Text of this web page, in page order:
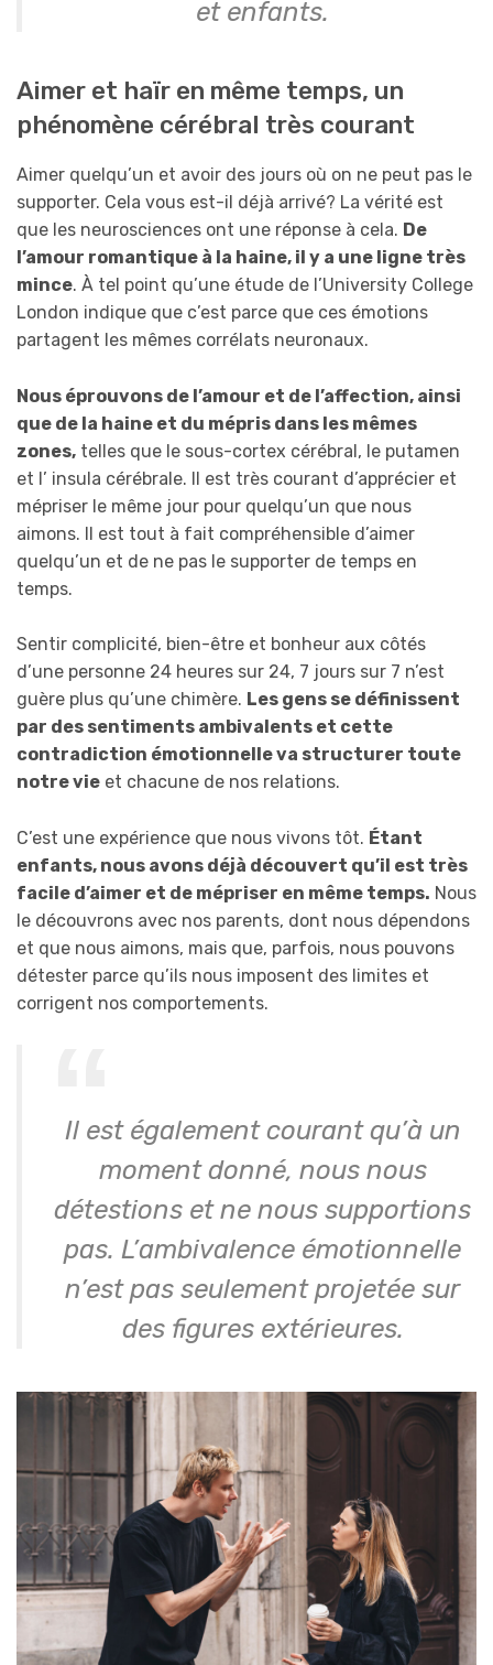
et enfants.
Aimer et haïr en même temps, un
phénomène cérébral très courant
Aimer quelqu’un et avoir des jours où on ne peut pas le
supporter. Cela vous est-il déjà arrivé? La vérité est
que les neurosciences ont une réponse à cela. De
l’amour romantique à la haine, il y a une ligne très
mince. À tel point qu’une étude de l’University College
London indique que c’est parce que ces émotions
partagent les mêmes corrélats neuronaux.
Nous éprouvons de l’amour et de l’affection, ainsi
que de la haine et du mépris dans les mêmes
zones, telles que le sous-cortex cérébral, le putamen
et l’ insula cérébrale. Il est très courant d’apprécier et
mépriser le même jour pour quelqu’un que nous
aimons. Il est tout à fait compréhensible d’aimer
quelqu’un et de ne pas le supporter de temps en
temps.
Sentir complicité, bien-être et bonheur aux côtés
d’une personne 24 heures sur 24, 7 jours sur 7 n’est
guère plus qu’une chimère. Les gens se définissent
par des sentiments ambivalents et cette
contradiction émotionnelle va structurer toute
notre vie et chacune de nos relations.
C’est une expérience que nous vivons tôt. Étant
enfants, nous avons déjà découvert qu’il est très
facile d’aimer et de mépriser en même temps. Nous
le découvrons avec nos parents, dont nous dépendons
et que nous aimons, mais que, parfois, nous pouvons
détester parce qu’ils nous imposent des limites et
corrigent nos comportements.
Il est également courant qu’à un
moment donné, nous nous
détestions et ne nous supportions
pas. L’ambivalence émotionnelle
n’est pas seulement projetée sur
des figures extérieures.